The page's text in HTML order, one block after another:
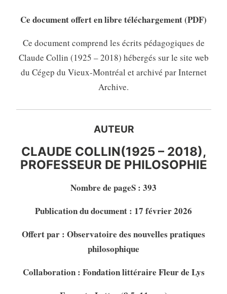
Ce document offert en libre téléchargement (PDF)
Ce document comprend les écrits pédagogiques de
Claude Collin (1925 – 2018) hébergés sur le site web
du Cégep du Vieux-Montréal et archivé par Internet
Archive.
AUTEUR
CLAUDE COLLIN(1925 – 2018),
PROFESSEUR DE PHILOSOPHIE
Nombre de pageS : 393
Publication du document : 17 février 2026
Offert par : Observatoire des nouvelles pratiques
philosophique
Collaboration : Fondation littéraire Fleur de Lys